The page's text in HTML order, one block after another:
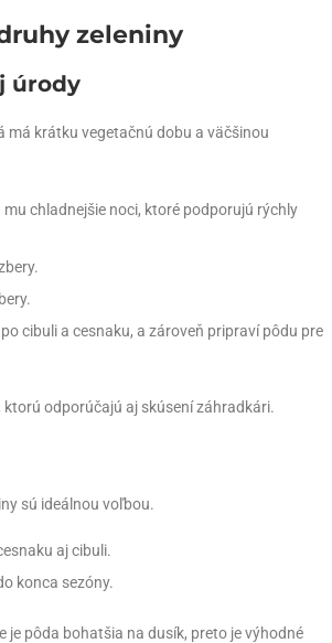
zeleniny
úrody
má krátku vegetačnú dobu a väčšinou
chladnejšie noci, ktoré podporujú rýchly
cibuli a cesnaku, a zároveň pripraví pôdu pre
odporúčajú aj skúsení záhradkári.
sú ideálnou voľbou.
aj cibuli.
konca sezóny.
je pôda bohatšia na dusík, preto je výhodné